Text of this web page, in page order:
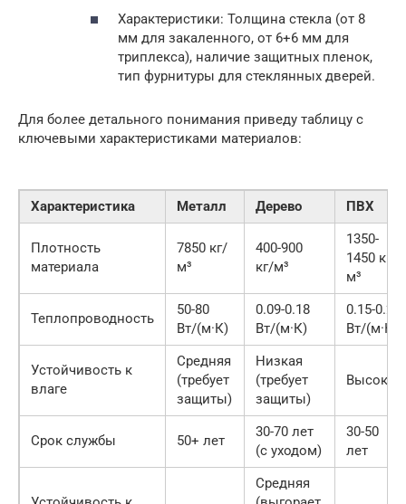
Характеристики: Толщина стекла (от 8
мм для закаленного, от 6+6 мм для
триплекса), наличие защитных пленок,
тип фурнитуры для стеклянных дверей.
Для более детального понимания приведу таблицу с
ключевыми характеристиками материалов:
Характеристика Металл Дерево ПВХ
Плотность
материала
7850 кг/
м³
400-900
кг/м³
1350-
1450 кг/
м³
Теплопроводность
50-80
Вт/(м·К)
0.09-0.18
Вт/(м·К)
0.15-0.25
Вт/(м·К)
Устойчивость к
влаге
Средняя
(требует
защиты)
Низкая
(требует
защиты)
Высокая
Срок службы 50+ лет
30-70 лет
(с уходом)
30-50
лет
Средняя